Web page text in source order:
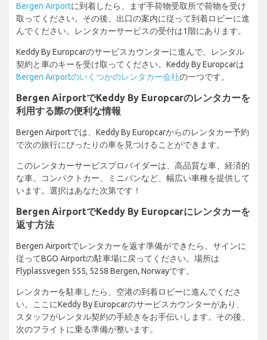
Bergen Airportに到着したら、まず手荷物受取所で荷物を受け
取ってください。その後、出口の案内に従って到着ロビーに進
んでください。レンタカーサービスの受付は1階にあります。
Keddy By Europcarのサービスカウンターに進んで、レンタル
契約と車のキーを受け取ってください。Keddy By Europcarは
Bergen Airportのいくつかのレンタカー会社の一つです。
Bergen AirportでKeddy By Europcarのレンタカーを
利用する際の便利な情報
Bergen Airportでは、Keddy By Europcarからのレンタカー予約
で次の旅行にぴったりの車を見つけることができます。
このレンタカーサービスプロバイダーは、高品質な車、経済的
な車、コンパクトカー、ミニバンなど、幅広い車種を提供して
います。選択はあなた次第です！
Bergen AirportでKeddy By Europcarにレンタカーを
返す方法
Bergen Airportでレンタカーを返す準備ができたら、サインに
従ってBGO Airportの駐車場に戻ってください。場所は
Flyplassvegen 555, 5258 Bergen, Norwayです。
レンタカーを駐車したら、空港の到着ロビーに進んでくださ
い。ここにKeddy By Europcarのサービスカウンターがあり、
スタッフがレンタル契約の手続きをお手伝いします。その後、
次のフライトに乗る準備が整います。